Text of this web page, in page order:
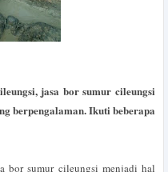
jasa bor sumur cileungsi
berpengalaman. Ikuti beberapa
sumur cileungsi menjadi hal